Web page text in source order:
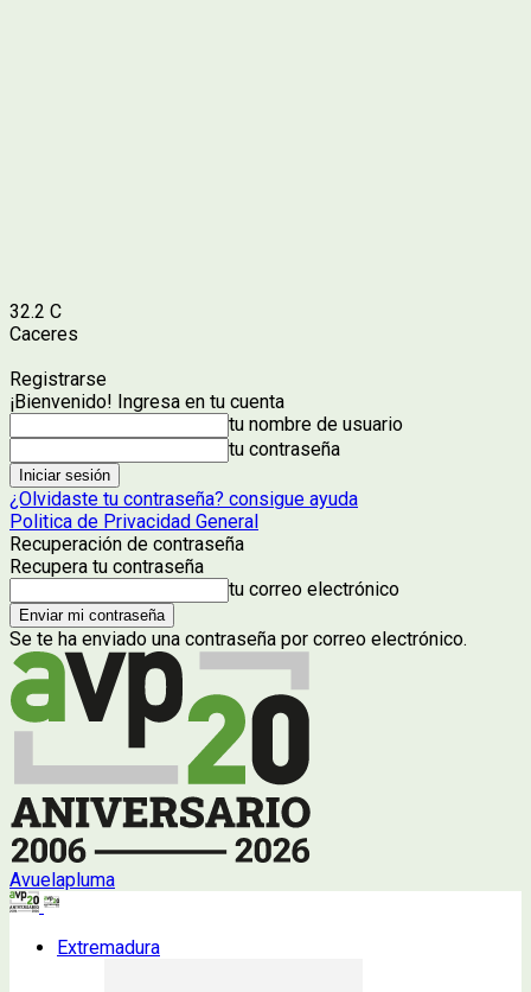
32.2 C
Caceres
Registrarse
¡Bienvenido! Ingresa en tu cuenta
tu nombre de usuario
tu contraseña
¿Olvidaste tu contraseña? consigue ayuda
Politica de Privacidad General
Recuperación de contraseña
Recupera tu contraseña
tu correo electrónico
Se te ha enviado una contraseña por correo electrónico.
Avuelapluma
Extremadura